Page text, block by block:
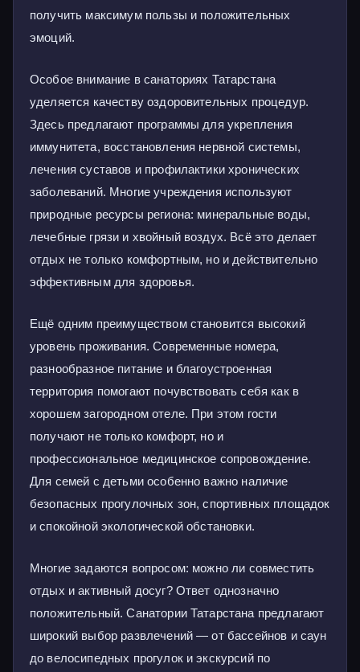
получить максимум пользы и положительных
эмоций.
Особое внимание в санаториях Татарстана
уделяется качеству оздоровительных процедур.
Здесь предлагают программы для укрепления
иммунитета, восстановления нервной системы,
лечения суставов и профилактики хронических
заболеваний. Многие учреждения используют
природные ресурсы региона: минеральные воды,
лечебные грязи и хвойный воздух. Всё это делает
отдых не только комфортным, но и действительно
эффективным для здоровья.
Ещё одним преимуществом становится высокий
уровень проживания. Современные номера,
разнообразное питание и благоустроенная
территория помогают почувствовать себя как в
хорошем загородном отеле. При этом гости
получают не только комфорт, но и
профессиональное медицинское сопровождение.
Для семей с детьми особенно важно наличие
безопасных прогулочных зон, спортивных площадок
и спокойной экологической обстановки.
Многие задаются вопросом: можно ли совместить
отдых и активный досуг? Ответ однозначно
положительный. Санатории Татарстана предлагают
широкий выбор развлечений — от бассейнов и саун
до велосипедных прогулок и экскурсий по